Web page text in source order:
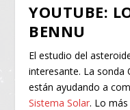
YOUTUBE:
BENNU
El estudio del
interesante. La sonda
están ayudando a
Sistema Solar. Lo